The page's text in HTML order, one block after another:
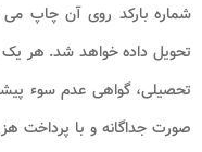
شماره بارکد روی آن چاپ می
تحویل داده خواهد شد. هر یک
تحصیلی، گواهی عدم سوء
صورت جداگانه و با پرداخت